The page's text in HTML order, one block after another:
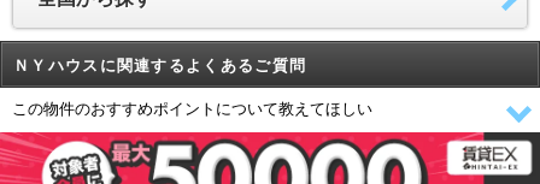
ＮＹハウスに関連するよくあるご質問
この物件のおすすめポイントについて教えてほしい